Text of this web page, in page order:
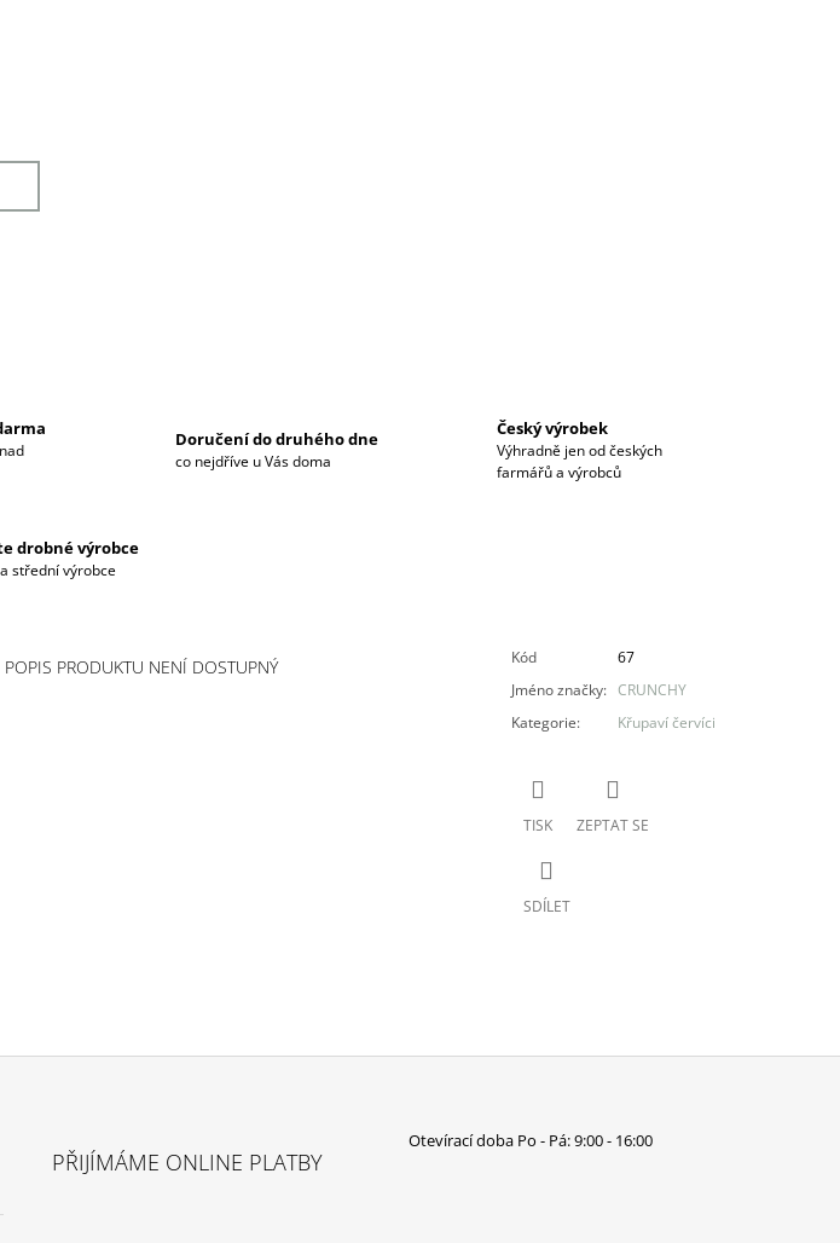
Doručení do druhého dne
co nejdříve u Vás doma
Český výrobek
Výhradně jen od českých
farmářů a výrobců
drobné výrobce
střední výrobce
POPIS PRODUKTU NENÍ DOSTUPNÝ Kód
67
Jméno značky: CRUNCHY
Kategorie: Křupaví červíci
TISK ZEPTAT SE
SDÍLET
PŘIJÍMÁME ONLINE PLATBY
Otevírací doba Po - Pá: 9:00 - 16:00